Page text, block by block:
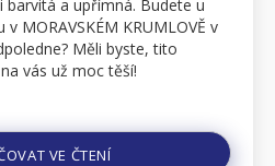
a upřímná. Budete u
MORAVSKÉM KRUMLOVĚ v
Měli byste, tito
vás už moc těší!
VE ČTENÍ